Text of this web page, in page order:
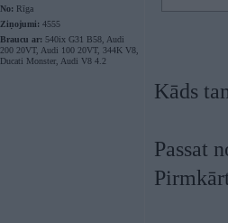
No: Rīga
Ziņojumi: 4555
Braucu ar: 540ix G31 B58, Audi
200 20VT, Audi 100 20VT, 344K V8,
Ducati Monster, Audi V8 4.2
Kāds
Passat